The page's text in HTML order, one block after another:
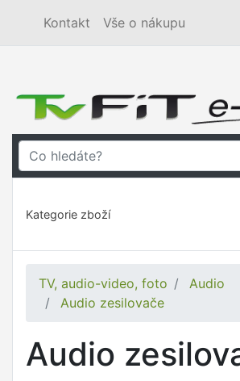
Kontakt Vše o nákupu
Kategorie zboží
TV, audio-video, foto
Audio
Audio zesilovače
Audio